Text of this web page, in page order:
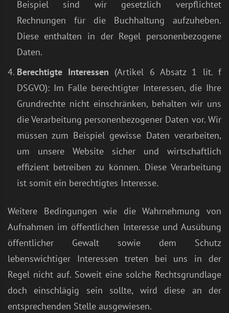
Beispiel sind wir gesetzlich verpflichtet
Rechnungen für die Buchhaltung aufzuheben.
Diese enthalten in der Regel personenbezogene
Daten.
Berechtigte Interessen (Artikel 6 Absatz 1 lit. f
DSGVO): Im Falle berechtigter Interessen, die Ihre
Grundrechte nicht einschränken, behalten wir uns
die Verarbeitung personenbezogener Daten vor. Wir
müssen zum Beispiel gewisse Daten verarbeiten,
um unsere Website sicher und wirtschaftlich
effizient betreiben zu können. Diese Verarbeitung
ist somit ein berechtigtes Interesse.
Weitere Bedingungen wie die Wahrnehmung von
Aufnahmen im öffentlichen Interesse und Ausübung
öffentlicher Gewalt sowie dem Schutz
lebenswichtiger Interessen treten bei uns in der
Regel nicht auf. Soweit eine solche Rechtsgrundlage
doch einschlägig sein sollte, wird diese an der
entsprechenden Stelle ausgewiesen.